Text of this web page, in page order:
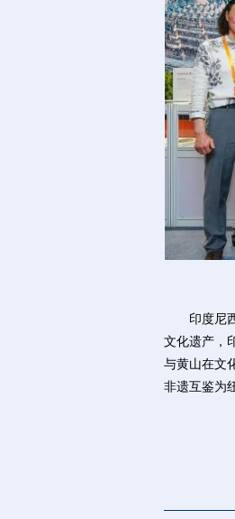
印度尼西
文化遗产，
与黄山在文
非遗互鉴为